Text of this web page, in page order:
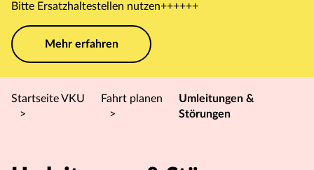
Bitte Ersatzhaltestellen nutzen++++++
Mehr erfahren
Startseite VKU
>
Fahrt planen
>
Umleitungen &
Störungen